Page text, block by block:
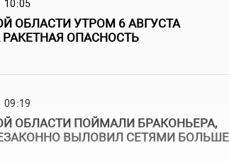
10:05
ОБЛАСТИ УТРОМ 6 АВГУСТА
ОПАСНОСТЬ
09:19
ОБЛАСТИ ПОЙМАЛИ БРАКОНЬЕРА,
ВЫЛОВИЛ СЕТЯМИ БОЛЬШЕ